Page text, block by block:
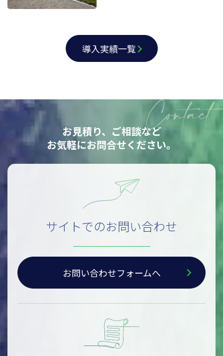
導入実績一覧
お見積り、ご相談など
お気軽にお問合せください。
サイトでのお問い合わせ
お問い合わせフォームへ